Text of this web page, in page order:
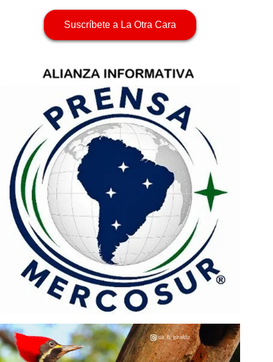
Suscríbete a La Otra Cara